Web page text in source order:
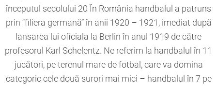
începutul secolului 20 În România handbalul a patruns
prin “filiera germană” în anii 1920 – 1921, imediat după
lansarea lui oficiala la Berlin în anul 1919 de către
profesorul Karl Schelentz. Ne referim la handbalul în 11
jucători, pe terenul mare de fotbal, care va domina
categoric cele două surori mai mici – handbalul în 7 pe